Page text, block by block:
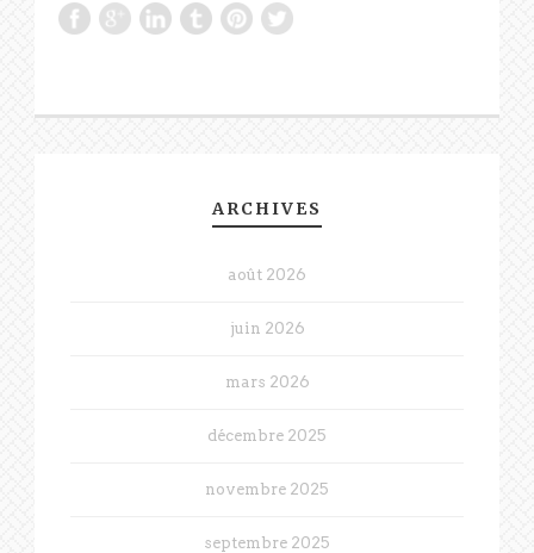
ARCHIVES
août 2026
juin 2026
mars 2026
décembre 2025
novembre 2025
septembre 2025